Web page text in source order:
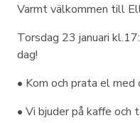
Elnät
Driftinformation
Varmt välkommen till
Torsdag 23 januari
dag!
• Kom och prata el med
• Vi bjuder på kaffe och